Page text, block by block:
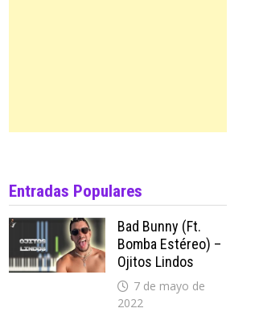
Entradas Populares
Bad Bunny (ft.
Bomba Estéreo) –
Ojitos Lindos
7 de mayo de
2022